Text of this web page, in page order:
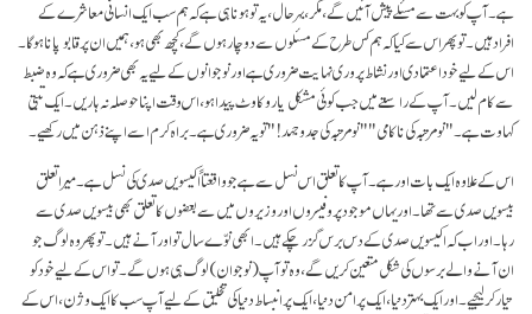
ہے۔ آپ کو بہت سے مسئلے پیش آئیں گے، مگر، بہرحال، یہ تو ہونا ہی ہے کہ ہم سب ایک انسانی معاشرے کے
افراد ہیں۔ تو پھر اس سے کیا کہ ہم کس طرح کے مسئلوں سے دوچار ہوں گے، کچھ بھی ہو، ہمیں ان پر قابو پانا ہوگا۔
اس کے لیے خود اعتمادی اور نشاط پروری نہایت ضروری ہے اور نوجوانوں کے لیے یہ بھی ضروری ہے کہ وہ ضبط
سے کام لیں۔ آپ کے راستے میں جب کوئی مشکل یا روکاوٹ پیدا ہو، اس وقت اپنا حوصلہ نہ ہاریں۔ ایک تبتی
کہاوت ہے۔ "نو مرتبہ کی ناکامی" "نومرتبہ کی جدو جہد!" تو یہ ضروری ہے۔ براہ کرم اسے اپنے ذہن میں رکھیے۔
اس کے علاوہ ایک بات اور ہے۔آپ کا تعلق اس نسل سے ہے جو واقعتاً اکیسویں صدی کی نسل ہے۔ میرا تعلق
بیسویں صدی سے تھا۔ اور یہاں موجود پروفیسروں اور وزیروں میں سے بعضوں کا تعلق بھی بیسویں صدی سے
رہا۔ اور اب کہ اکیسویں صدی کے دس برس گزر چکے ہیں ۔ ابھی نوّے سال تو اور آنے ہیں۔ تو پھر وہ لوگ جو
ان آنے والے برسوں کی شکل متعین کریں گے، وہ تو آپ (نوجوان) لوگ ہی ہوں گے۔ تو اس کے لیے خود کو
تیار کرلیجیے۔ اور ایک بہتر دنیا، ایک پرامن دنیا، ایک پر انبساط دنیا کی تخلیق کے لیے آپ سب کا ایک وژن، اس کے